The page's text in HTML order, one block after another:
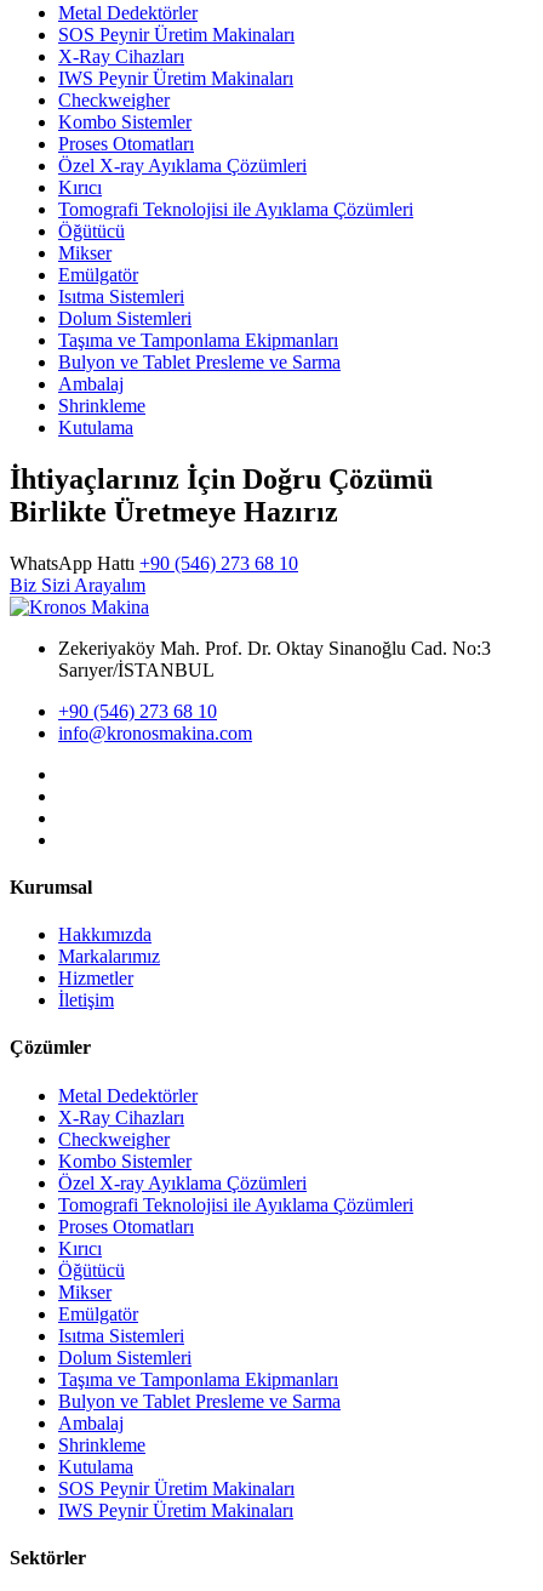
Metal Dedektörler
SOS Peynir Üretim Makinaları
X-Ray Cihazları
IWS Peynir Üretim Makinaları
Checkweigher
Kombo Sistemler
Proses Otomatları
Özel X-ray Ayıklama Çözümleri
Kırıcı
Tomografi Teknolojisi ile Ayıklama Çözümleri
Öğütücü
Mikser
Emülgatör
Isıtma Sistemleri
Dolum Sistemleri
Taşıma ve Tamponlama Ekipmanları
Bulyon ve Tablet Presleme ve Sarma
Ambalaj
Shrinkleme
Kutulama
İhtiyaçlarınız İçin Doğru Çözümü
Birlikte Üretmeye Hazırız
WhatsApp Hattı +90 (546) 273 68 10
Biz Sizi Arayalım
Zekeriyaköy Mah. Prof. Dr. Oktay Sinanoğlu Cad. No:3
Sarıyer/İSTANBUL
+90 (546) 273 68 10
info@kronosmakina.com
Kurumsal
Hakkımızda
Markalarımız
Hizmetler
İletişim
Çözümler
Metal Dedektörler
X-Ray Cihazları
Checkweigher
Kombo Sistemler
Özel X-ray Ayıklama Çözümleri
Tomografi Teknolojisi ile Ayıklama Çözümleri
Proses Otomatları
Kırıcı
Öğütücü
Mikser
Emülgatör
Isıtma Sistemleri
Dolum Sistemleri
Taşıma ve Tamponlama Ekipmanları
Bulyon ve Tablet Presleme ve Sarma
Ambalaj
Shrinkleme
Kutulama
SOS Peynir Üretim Makinaları
IWS Peynir Üretim Makinaları
Sektörler